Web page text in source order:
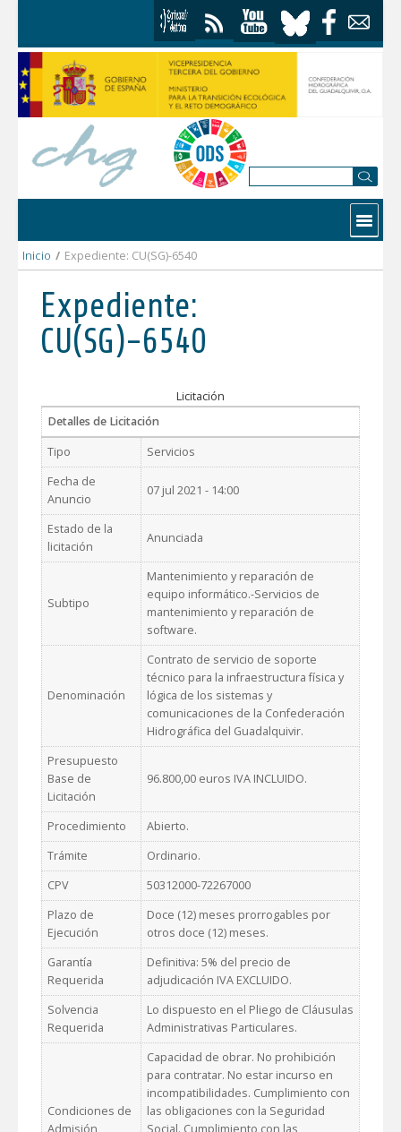
Contactar
Inicio / Expediente: CU(SG)-6540
Expediente:
CU(SG)-6540
Licitación
Detalles de Licitación
Tipo
Servicios
Fecha de
Anuncio
07 jul 2021 - 14:00
Estado de la
licitación
Anunciada
Subtipo
Mantenimiento y reparación de
equipo informático.-Servicios de
mantenimiento y reparación de
software.
Denominación
Contrato de servicio de soporte
técnico para la infraestructura física y
lógica de los sistemas y
comunicaciones de la Confederación
Hidrográfica del Guadalquivir.
Presupuesto
Base de
Licitación
96.800,00 euros IVA INCLUIDO.
Procedimiento
Abierto.
Trámite
Ordinario.
CPV
50312000-72267000
Plazo de
Ejecución
Doce (12) meses prorrogables por
otros doce (12) meses.
Garantía
Requerida
Definitiva: 5% del precio de
adjudicación IVA EXCLUIDO.
Solvencia
Requerida
Lo dispuesto en el Pliego de Cláusulas
Administrativas Particulares.
Condiciones de
Admisión
Capacidad de obrar. No prohibición
para contratar. No estar incurso en
incompatibilidades. Cumplimiento con
las obligaciones con la Seguridad
Social. Cumplimiento con las